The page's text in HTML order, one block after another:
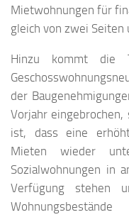
Mietwohnungen für
gleich von zwei Seiten
Hinzu kommt die
der
Vorjahr
ist, dass eine
Mieten wieder
Sozialwohnungen in
Verfügung stehen